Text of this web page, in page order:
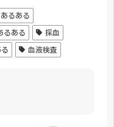
あるある
るある 採血
血液検査